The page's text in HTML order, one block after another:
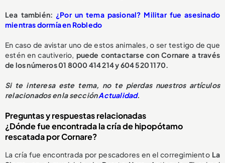
Lea también: ¿Por un tema pasional? Militar fue asesinado
mientras dormía en Robledo
En caso de avistar uno de estos animales, o ser testigo de que
estén en cautiverio, puede contactarse con Cornare a través
de los números 01 8000 414 214 y 604 520 1170.
Si te interesa este tema, no te pierdas nuestros artículos
relacionados en la secciónActualidad.
Preguntas y respuestas relacionadas
¿Dónde fue encontrada la cría de hipopótamo
rescatada por Cornare?
La cría fue encontrada por pescadores en el corregimiento La